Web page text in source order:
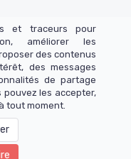
Anticrise
pas affilié à Facebook Inc.
et traceurs pour
améliorer les
des contenus
des messages
de partage
pouvez les accepter,
tout moment.